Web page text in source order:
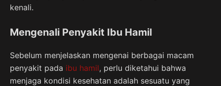
kenali.
Mengenali Penyakit Ibu Hamil
Sebelum menjelaskan mengenai berbagai macam
penyakit pada ibu hamil, perlu diketahui bahwa
menjaga kondisi kesehatan adalah sesuatu yang